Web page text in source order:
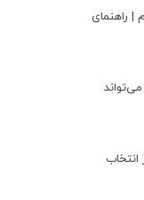
راهنمای
چگونه گوشی Galaxy S26 Ultra می‌تواند
کولر گازی ۱۴۰۵؛ از انتخاب